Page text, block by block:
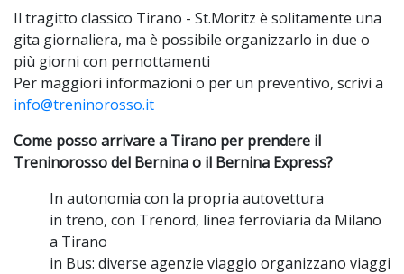
Il tragitto classico Tirano - St.Moritz è solitamente una
gita giornaliera, ma è possibile organizzarlo in due o
più giorni con pernottamenti
Per maggiori informazioni o per un preventivo, scrivi a
info@treninorosso.it
Come posso arrivare a Tirano per prendere il
Treninorosso del Bernina o il Bernina Express?
In autonomia con la propria autovettura
in treno, con Trenord, linea ferroviaria da Milano
a Tirano
in Bus: diverse agenzie viaggio organizzano viaggi